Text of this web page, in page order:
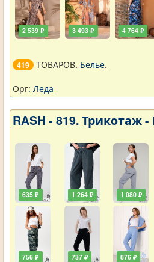
2 539 ₽ 3 493 ₽ 4 764 ₽
419 ТОВАРОВ. Белье.
Орг: Леда
RASH - 819. Трикотаж
635 ₽
756 ₽
1 264 ₽
737 ₽
1 080 ₽
876 ₽